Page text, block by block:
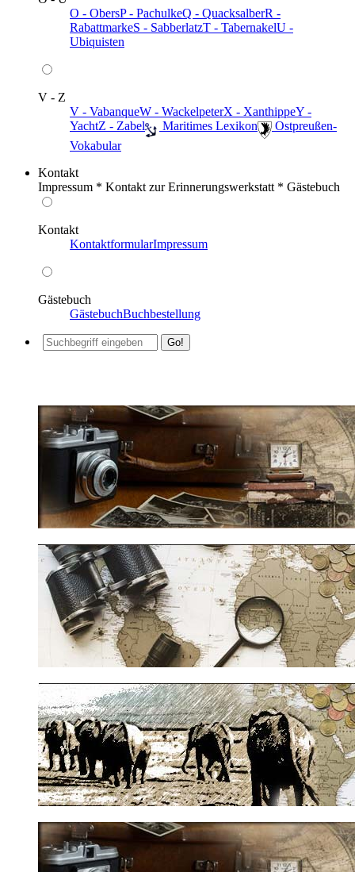
O - ObersP - PachulkeQ - QuacksalberR -
RabattmarkeS - SabberlatzT - TabernakelU -
Ubiquisten
V - Z
V - VabanqueW - WackelpeterX - XanthippeY -
YachtZ - Zabel ️ Maritimes Lexikon
️ Ostpreußen-
Vokabular
Kontakt
Impressum * Kontakt zur Erinnerungswerkstatt * Gästebuch
Kontakt
KontaktformularImpressum
Gästebuch
GästebuchBuchbestellung